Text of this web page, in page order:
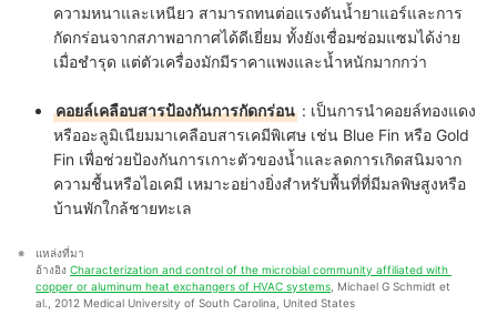
ความหนาและเหนียว สามารถทนต่อแรงดันน้ำยาแอร์และการ
กัดกร่อนจากสภาพอากาศได้ดีเยี่ยม ทั้งยังเชื่อมซ่อมแซมได้ง่าย
เมื่อชำรุด แต่ตัวเครื่องมักมีราคาแพงและน้ำหนักมากกว่า
คอยล์เคลือบสารป้องกันการกัดกร่อน : เป็นการนำคอยล์ทองแดง
หรืออะลูมิเนียมมาเคลือบสารเคมีพิเศษ เช่น Blue Fin หรือ Gold
Fin เพื่อช่วยป้องกันการเกาะตัวของน้ำและลดการเกิดสนิมจาก
ความชื้นหรือไอเคมี เหมาะอย่างยิ่งสำหรับพื้นที่ที่มีมลพิษสูงหรือ
บ้านพักใกล้ชายทะเล
แหล่งที่มา
อ้างอิง Characterization and control of the microbial community affiliated with
copper or aluminum heat exchangers of HVAC systems , Michael G Schmidt et
al., 2012 Medical University of South Carolina, United States